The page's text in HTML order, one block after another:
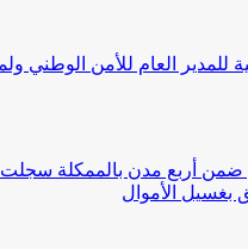
للمدير العام للأمن الوطني
ضمن أربع مدن بالممكلة